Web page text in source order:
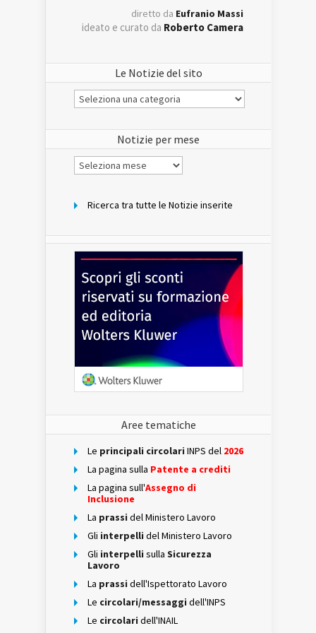
diretto da Eufranio Massi
ideato e curato da Roberto Camera
Le Notizie del sito
Le
Notizie
Notizie per mese
Notizie
per
Ricerca tra tutte le Notizie inserite
Aree tematiche
Le principali circolari INPS del 2026
La pagina sulla Patente a crediti
La pagina sull'Assegno di
Inclusione
La prassi del Ministero Lavoro
Gli interpelli del Ministero Lavoro
Gli interpelli sulla Sicurezza
Lavoro
La prassi dell'Ispettorato Lavoro
Le circolari/messaggi dell'INPS
Le circolari dell'INAIL